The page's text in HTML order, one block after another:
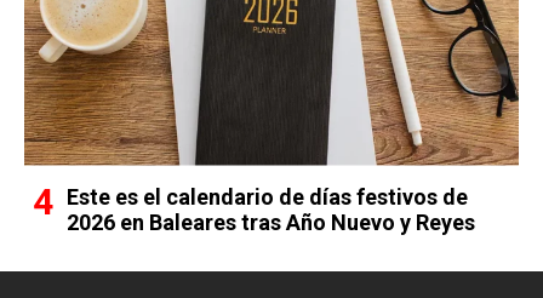
Este es el calendario de días festivos de
2026 en Baleares tras Año Nuevo y Reyes